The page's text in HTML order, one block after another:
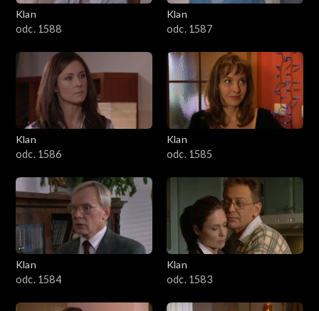
2301–2400
2201–2300
2101–2200
2001–2100
1901–2000
1801–1900
1701–1800
1601–1700
1501–1600
Klan
odc. 1588
Klan
odc. 1587
Klan
odc. 1586
Klan
odc. 1585
Klan
odc. 1584
Klan
odc. 1583